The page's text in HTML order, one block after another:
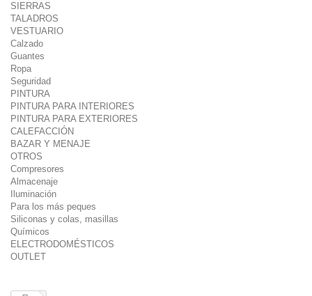
SIERRAS
TALADROS
VESTUARIO
Calzado
Guantes
Ropa
Seguridad
PINTURA
PINTURA PARA INTERIORES
PINTURA PARA EXTERIORES
CALEFACCIÓN
BAZAR Y MENAJE
OTROS
Compresores
Almacenaje
Iluminación
Para los más peques
Siliconas y colas, masillas
Químicos
ELECTRODOMÉSTICOS
OUTLET